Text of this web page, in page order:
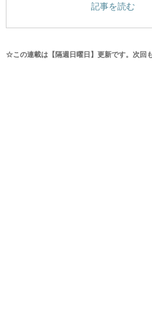
記事を読む
☆この連載は【隔週日曜日】更新です。次回